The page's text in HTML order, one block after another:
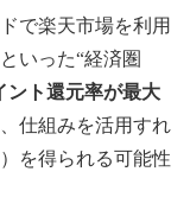
で楽天市場を利用
いった“経済圏
ント還元率が最大
仕組みを活用すれ
を得られる可能性